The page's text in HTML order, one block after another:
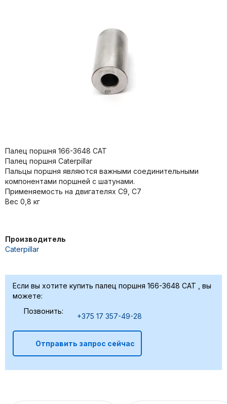
Палец поршня 166-3648 CAT
Палец поршня Caterpillar
Пальцы поршня являются важными соединительными
компонентами поршней с шатунами.
Применяемость на двигателях C9, C7
Вес 0,8 кг
Производитель
Caterpillar
Если вы хотите купить палец поршня 166-3648 CAT , вы
можете:
Позвонить:
+375 17 357-49-28
Отправить запрос сейчас